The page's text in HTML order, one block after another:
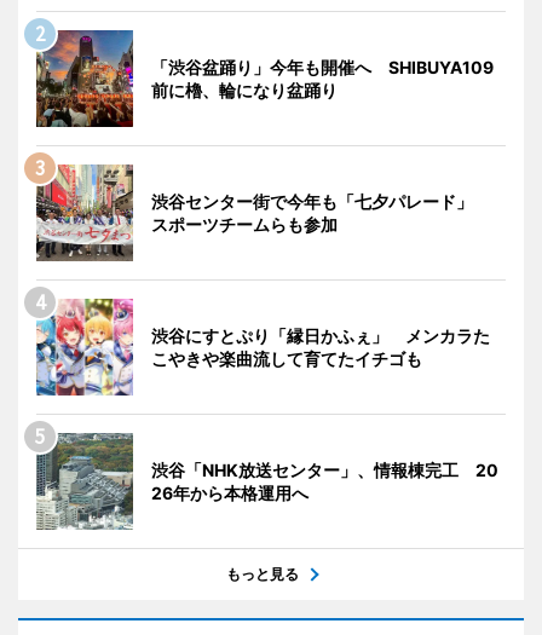
「渋谷盆踊り」今年も開催へ SHIBUYA109
前に櫓、輪になり盆踊り
渋谷センター街で今年も「七夕パレード」
スポーツチームらも参加
渋谷にすとぷり「縁日かふぇ」 メンカラた
こやきや楽曲流して育てたイチゴも
渋谷「NHK放送センター」、情報棟完工 20
26年から本格運用へ
もっと見る